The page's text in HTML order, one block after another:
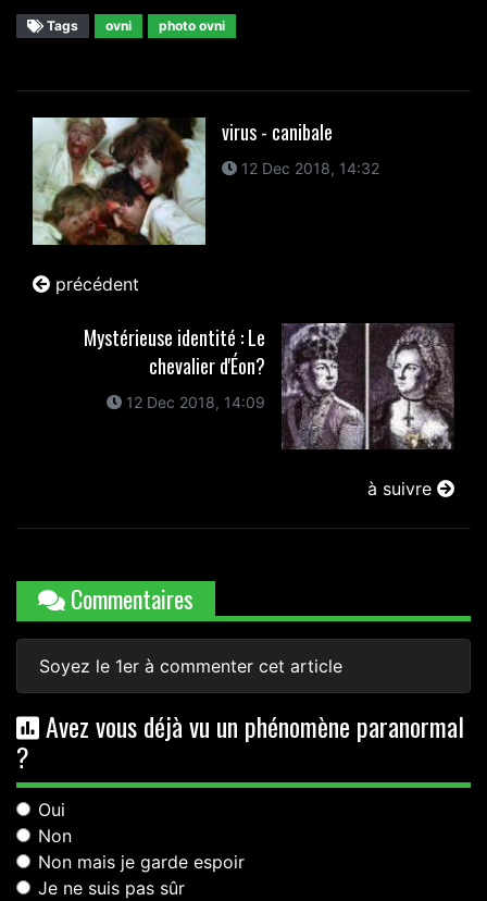
Tags ovni photo ovni
virus - canibale
12 Dec 2018, 14:32
précédent
Mystérieuse identité : Le
chevalier d'Éon?
12 Dec 2018, 14:09
à suivre
Commentaires
Soyez le 1er à commenter cet article
Avez vous déjà vu un phénomène paranormal
?
Oui
Non
Non mais je garde espoir
Je ne suis pas sûr